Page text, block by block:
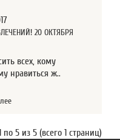
20 ОКТЯБРЯ
всех, кому
нравиться ж..
по 5 из 5 (всего 1 страниц)